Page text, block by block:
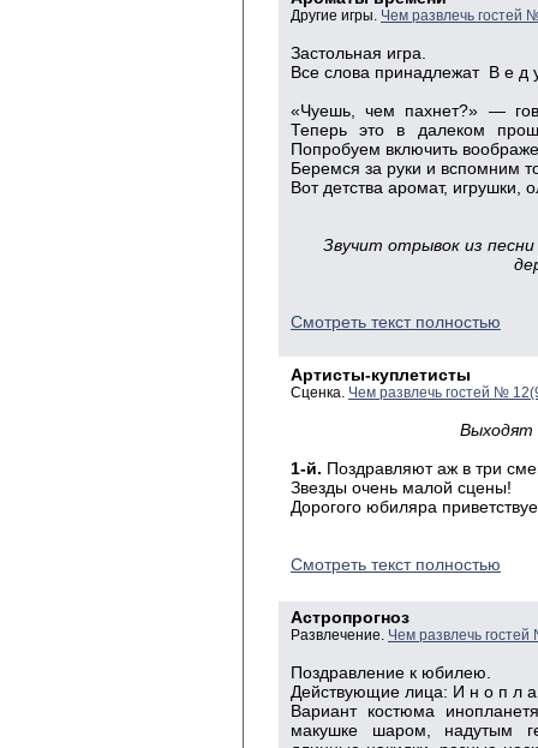
Другие игры. Чем развлечь гостей
Застольная игра.
Все слова принадлежат В е д
«Чуешь, чем пахнет?» —
Теперь это в далеком
Попробуем включить
Беремся за руки и вспомним
Вот детства аромат, игрушки,
Звучит отрывок из
Смотреть текст полностью
Артисты-куплетисты
Сценка. Чем развлечь гостей №
Выходят
1-й. Поздравляют аж в три
Звезды очень малой сцены!
Дорогого юбиляра
Смотреть текст полностью
Астропрогноз
Развлечение. Чем развлечь
Поздравление к юбилею.
Действующие лица: И н о п л
Варианткостюма
макушке шаром, надутым